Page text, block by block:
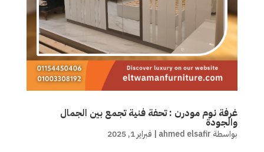
غرفة نوم مودرن : تحفة فنية تجمع بين الجمال
والجودة
بواسطة ahmed elsafir
| فبراير 1, 2025